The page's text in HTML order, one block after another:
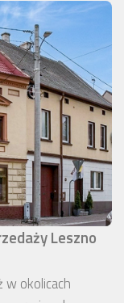
Leszno
w okolicach